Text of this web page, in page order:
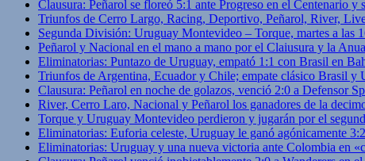
Clausura: Peñarol se floreó 5:1 ante Progreso en el Centenario y
Triunfos de Cerro Largo, Racing, Deportivo, Peñarol, River,
Segunda División: Uruguay Montevideo – Torque, martes a las
Peñarol y Nacional en el mano a mano por el Claiusura y la
Eliminatorias: Puntazo de Uruguay, empató 1:1 con Brasil en
Triunfos de Argentina, Ecuador y Chile; empate clásico Brasil y
Clausura: Peñarol en noche de golazos, venció 2:0 a Defensor
River, Cerro Laro, Nacional y Peñarol los ganadores de la
Torque y Uruguay Montevideo perdieron y jugarán por el
Eliminatorias: Euforia celeste, Uruguay le ganó agónicamente
Eliminatorias: Uruguay y una nueva victoria ante Colombia en